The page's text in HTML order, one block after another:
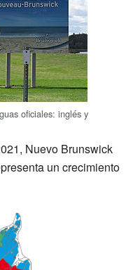
oficiales: inglés y
Nuevo Brunswick
un crecimiento